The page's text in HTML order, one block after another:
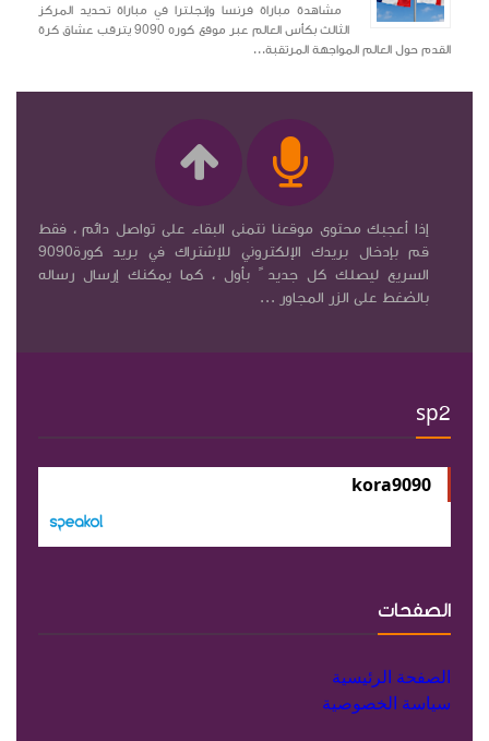
مشاهدة مباراة فرنسا وإنجلترا في مباراة تحديد المركز
الثالث بكأس العالم عبر موقع كوره 9090 يترقب عشاق كرة
القدم حول العالم المواجهة المرتقبة...
إذا أعجبك محتوى موقعنا نتمنى البقاء على تواصل دائم ، فقط
قم بإدخال بريدك الإلكتروني للإشتراك في بريد كورة9090
السريع ليصلك كل جديد ً بأول ، كما يمكنك إرسال رساله
بالضغط على الزر المجاور ...
sp2
kora9090
الصفحات
الصفحة الرئيسية
سياسة الخصوصية